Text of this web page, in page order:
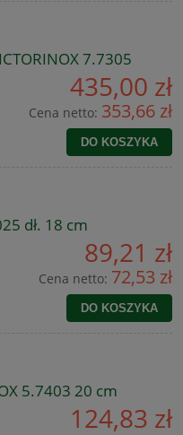
7.7305
435,00 zł
Cena netto: 353,66 zł
DO KOSZYKA
dł. 18 cm
89,21 zł
Cena netto: 72,53 zł
DO KOSZYKA
5.7403 20 cm
124,83 zł